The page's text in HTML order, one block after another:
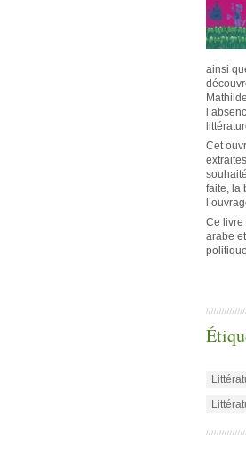
ainsi
Cet
faite, la
Ce livre
arabe